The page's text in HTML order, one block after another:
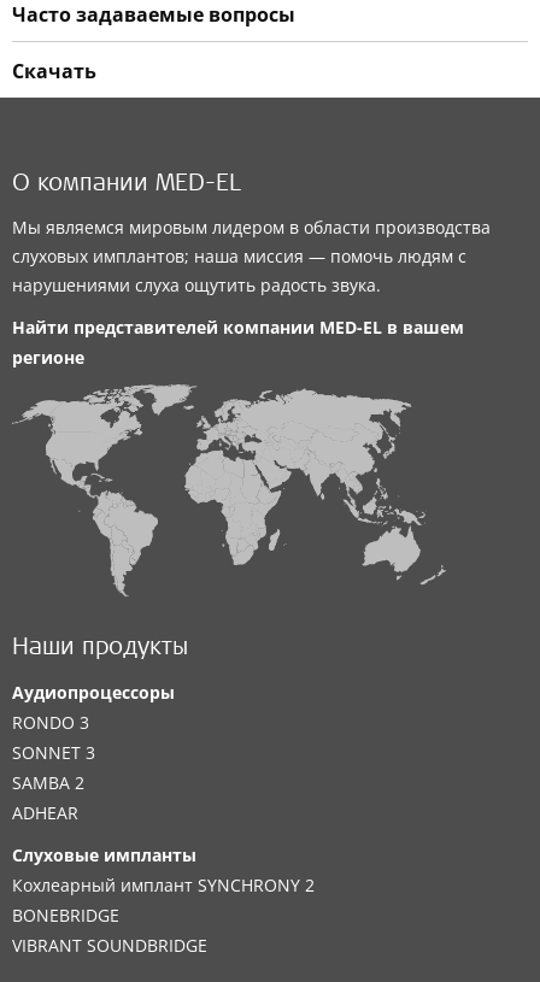
Часто задаваемые вопросы
Скачать
О компании MED-EL
Мы являемся мировым лидером в области производства
слуховых имплантов; наша миссия — помочь людям с
нарушениями слуха ощутить радость звука.
Найти представителей компании MED-EL в вашем
регионе
Наши продукты
Аудиопроцессоры
RONDO 3
SONNET 3
SAMBA 2
ADHEAR
Слуховые импланты
Кохлеарный имплант SYNCHRONY 2
BONEBRIDGE
VIBRANT SOUNDBRIDGE